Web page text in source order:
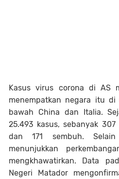
Kasus virus corona di AS
menempatkan negara itu
bawah China dan Italia.
25.493 kasus, sebanyak
dan 171 sembuh.
menunjukkan
mengkhawatirkan. Data
Negeri Matador